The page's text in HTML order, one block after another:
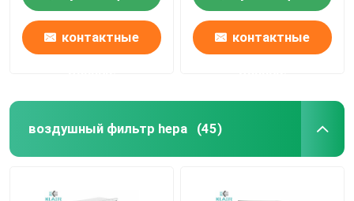
контактные контактные
воздушный фильтр hepa (45)